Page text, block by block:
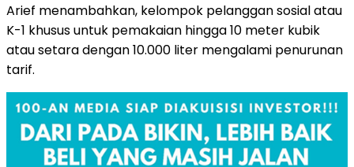
Arief menambahkan, kelompok pelanggan sosial atau
K-1 khusus untuk pemakaian hingga 10 meter kubik
atau setara dengan 10.000 liter mengalami penurunan
tarif.